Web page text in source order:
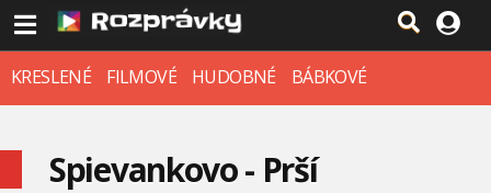
KRESLENÉ FILMOVÉ HUDOBNÉ BÁBKOVÉ
Spievankovo - Prší